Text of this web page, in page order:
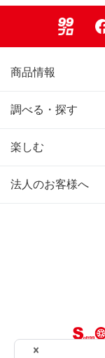
商品情報
調べる・探す
楽しむ
法人のお客様へ